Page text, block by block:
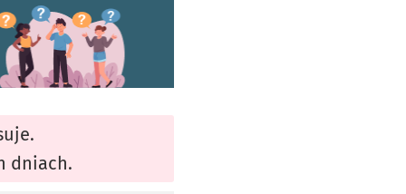
się w nowej karcie
dniach.